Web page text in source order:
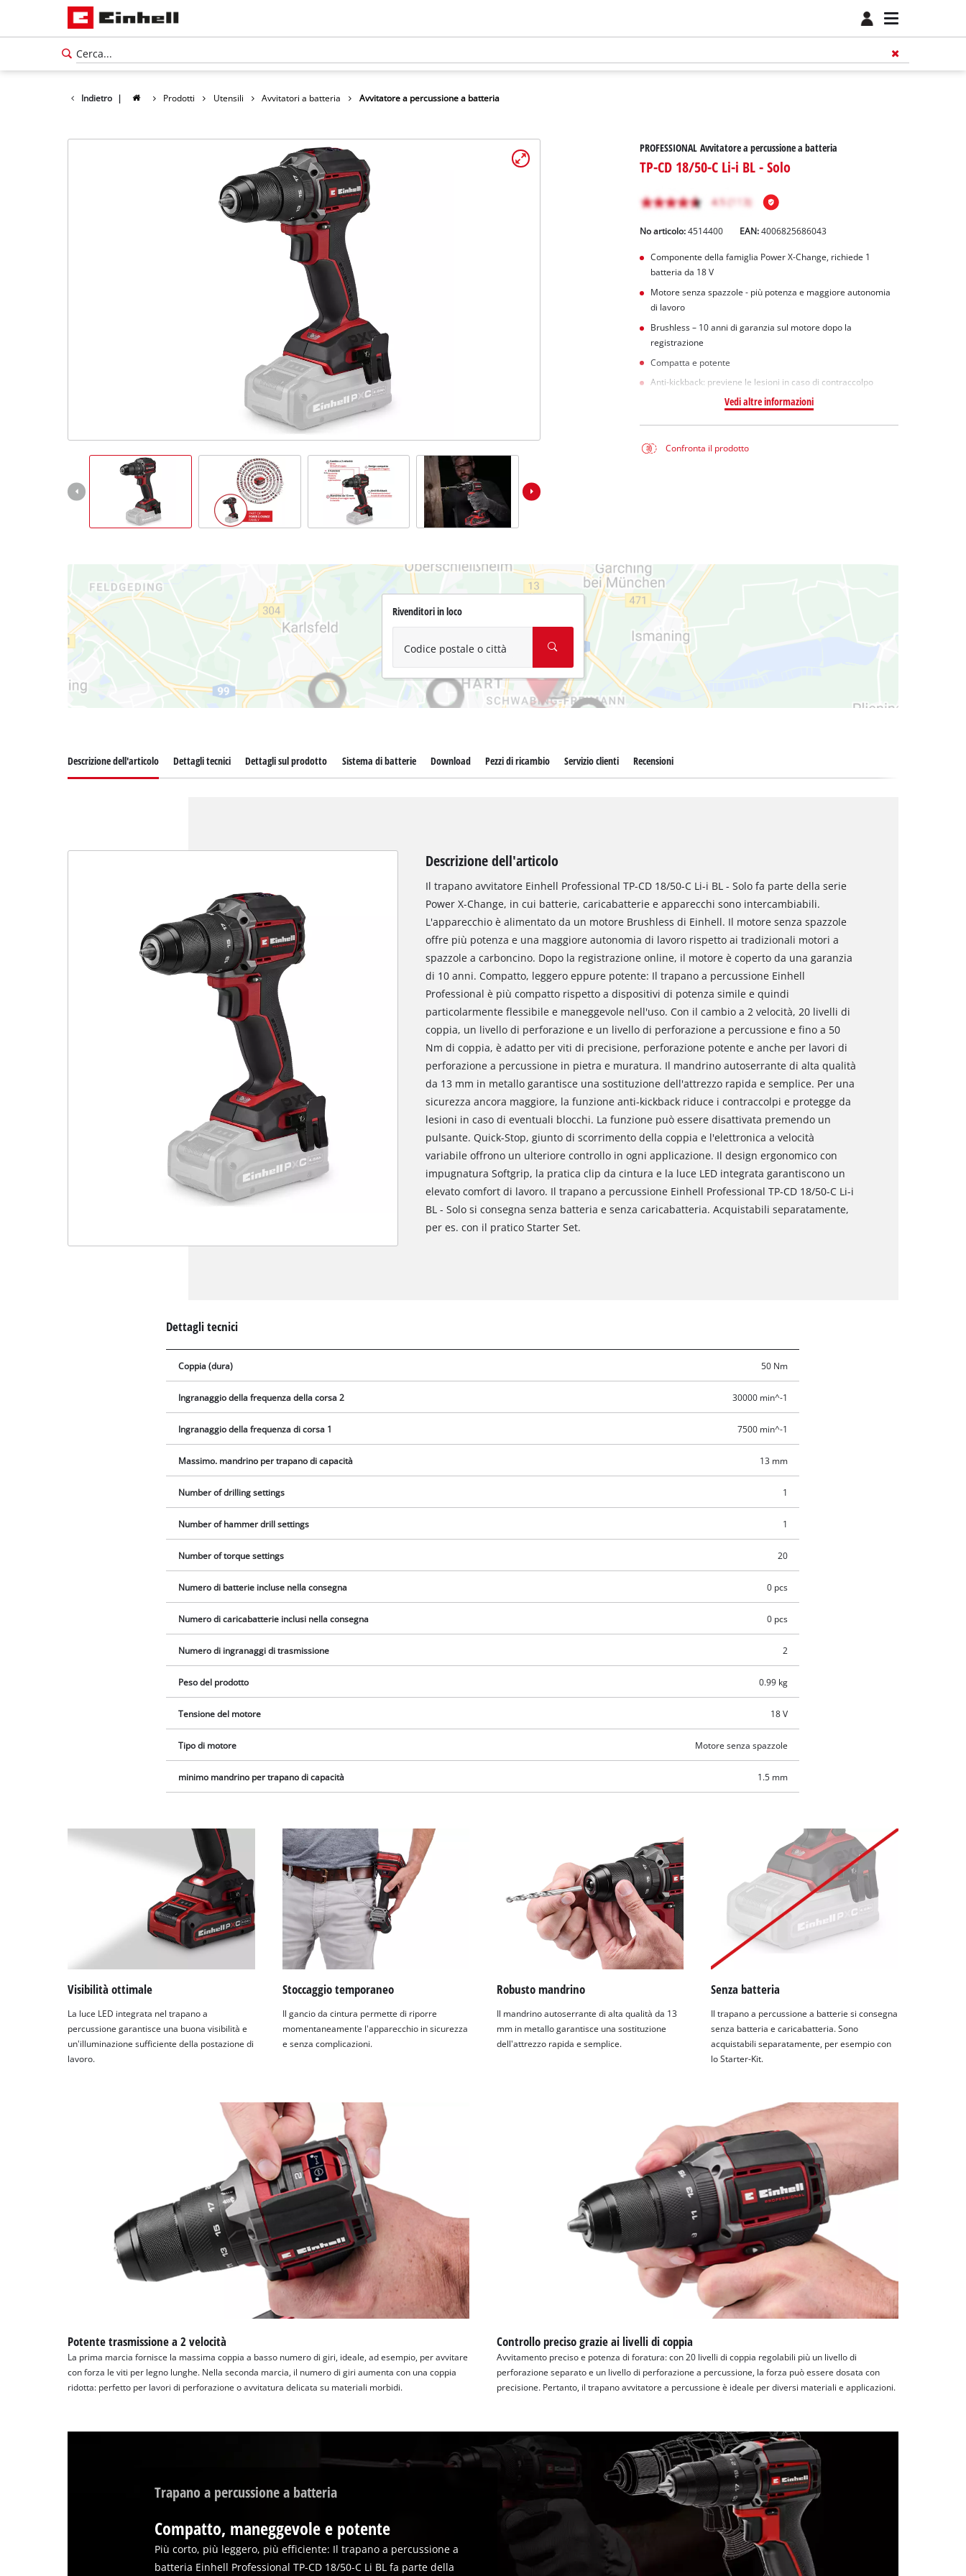
Indietro | Prodotti Utensili Avvitatori a batteria Avvitatore a percussione a batteria
PROFESSIONAL Avvitatore a percussione a batteria
TP-CD 18/50-C Li-i BL - Solo
No articolo: 4514400 EAN:4006825686043
Componente della famiglia Power X-Change, richiede 1
batteria da 18 V
Motore senza spazzole - più potenza e maggiore autonomia
di lavoro
Brushless – 10 anni di garanzia sul motore dopo la
registrazione
Compatta e potente
Anti-kickback: previene le lesioni in caso di contraccolpo
Vedi altre informazioni
Confronta il prodotto
Rivenditori in loco
Codice postale o città
Abbiamo bisogno del vostro consenso
to trackers that are not disclosed to the
Descrizione dell'articolo Dettagli tecnici Dettagli sul prodotto Sistema di batterie Download Pezzi di ricambio Servizio clienti Recensioni
Descrizione dell'articolo
Il trapano avvitatore Einhell Professional TP-CD 18/50-C Li-i BL - Solo fa parte della serie
Power X-Change, in cui batterie, caricabatterie e apparecchi sono intercambiabili.
L'apparecchio è alimentato da un motore Brushless di Einhell. Il motore senza spazzole
offre più potenza e una maggiore autonomia di lavoro rispetto ai tradizionali motori a
spazzole a carboncino. Dopo la registrazione online, il motore è coperto da una garanzia
di 10 anni. Compatto, leggero eppure potente: Il trapano a percussione Einhell
Professional è più compatto rispetto a dispositivi di potenza simile e quindi
particolarmente flessibile e maneggevole nell'uso. Con il cambio a 2 velocità, 20 livelli di
coppia, un livello di perforazione e un livello di perforazione a percussione e fino a 50
Nm di coppia, è adatto per viti di precisione, perforazione potente e anche per lavori di
perforazione a percussione in pietra e muratura. Il mandrino autoserrante di alta qualità
da 13 mm in metallo garantisce una sostituzione dell'attrezzo rapida e semplice. Per una
sicurezza ancora maggiore, la funzione anti-kickback riduce i contraccolpi e protegge da
lesioni in caso di eventuali blocchi. La funzione può essere disattivata premendo un
pulsante. Quick-Stop, giunto di scorrimento della coppia e l'elettronica a velocità
variabile offrono un ulteriore controllo in ogni applicazione. Il design ergonomico con
impugnatura Softgrip, la pratica clip da cintura e la luce LED integrata garantiscono un
elevato comfort di lavoro. Il trapano a percussione Einhell Professional TP-CD 18/50-C Li-i
BL - Solo si consegna senza batteria e senza caricabatteria. Acquistabili separatamente,
per es. con il pratico Starter Set.
Dettagli tecnici
Coppia (dura) 50 Nm
Ingranaggio della frequenza della corsa 2 30000 min^-1
Ingranaggio della frequenza di corsa 1 7500 min^-1
Massimo. mandrino per trapano di capacità 13 mm
Number of drilling settings 1
Number of hammer drill settings 1
Number of torque settings 20
Numero di batterie incluse nella consegna 0 pcs
Numero di caricabatterie inclusi nella consegna 0 pcs
Numero di ingranaggi di trasmissione 2
Peso del prodotto 0.99 kg
Tensione del motore 18 V
Tipo di motore Motore senza spazzole
minimo mandrino per trapano di capacità 1.5 mm
Visibilità ottimale
La luce LED integrata nel trapano a
percussione garantisce una buona visibilità e
un'illuminazione sufficiente della postazione di
lavoro.
Stoccaggio temporaneo
Il gancio da cintura permette di riporre
momentaneamente l'apparecchio in sicurezza
e senza complicazioni.
Robusto mandrino
Il mandrino autoserrante di alta qualità da 13
mm in metallo garantisce una sostituzione
dell'attrezzo rapida e semplice.
Senza batteria
Il trapano a percussione a batterie si consegna
senza batteria e caricabatteria. Sono
acquistabili separatamente, per esempio con
lo Starter-Kit.
Potente trasmissione a 2 velocità
La prima marcia fornisce la massima coppia a basso numero di giri, ideale, ad esempio, per avvitare
con forza le viti per legno lunghe. Nella seconda marcia, il numero di giri aumenta con una coppia
ridotta: perfetto per lavori di perforazione o avvitatura delicata su materiali morbidi.
Controllo preciso grazie ai livelli di coppia
Avvitamento preciso e potenza di foratura: con 20 livelli di coppia regolabili più un livello di
perforazione separato e un livello di perforazione a percussione, la forza può essere dosata con
precisione. Pertanto, il trapano avvitatore a percussione è ideale per diversi materiali e applicazioni.
Trapano a percussione a batteria
Compatto, maneggevole e potente
Più corto, più leggero, più efficiente: Il trapano a percussione a
batteria Einhell Professional TP-CD 18/50-C Li BL fa parte della